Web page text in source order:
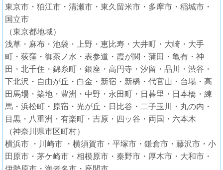
東京市・狛江市・清瀬市・東久留米市・多摩市・稲城市・
国立市
（東京都地域）
浅草・麻布・池袋・上野・恵比寿・大井町・大崎・大手
町・荻窪・御茶ノ水・表参道・霞が関・蒲田・亀有・神
田・北千住・錦糸町・銀座・高円寺・汐留・品川・渋谷・
下北沢・自由が丘・白金・新宿・新橋・代官山・台場・高
田馬場・築地・豊洲・中野・永田町・日暮里・日本橋・練
馬・浜松町・原宿・光が丘・日比谷・二子玉川・丸の内・
目黒・八重洲・有楽町・吉原・四ッ谷・両国・六本木
（神奈川県市区町村）
横浜市 ・川崎市 ・横須賀市・平塚市・鎌倉市・藤沢市・小
田原市・茅ケ崎市・相模原市・秦野市・厚木市・大和市・